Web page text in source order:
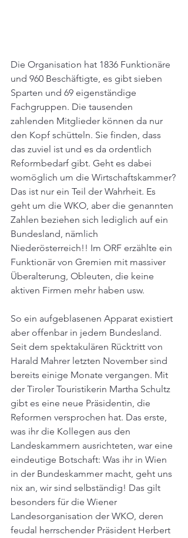
Die Organisation hat 1836 Funktionäre
und 960 Beschäftigte, es gibt sieben
Sparten und 69 eigenständige
Fachgruppen. Die tausenden
zahlenden Mitglieder können da nur
den Kopf schütteln. Sie finden, dass
das zuviel ist und es da ordentlich
Reformbedarf gibt. Geht es dabei
womöglich um die Wirtschaftskammer?
Das ist nur ein Teil der Wahrheit. Es
geht um die WKO, aber die genannten
Zahlen beziehen sich lediglich auf ein
Bundesland, nämlich
Niederösterreich!! Im ORF erzählte ein
Funktionär von Gremien mit massiver
Überalterung, Obleuten, die keine
aktiven Firmen mehr haben usw.
So ein aufgeblasenen Apparat existiert
aber offenbar in jedem Bundesland.
Seit dem spektakulären Rücktritt von
Harald Mahrer letzten November sind
bereits einige Monate vergangen. Mit
der Tiroler Touristikerin Martha Schultz
gibt es eine neue Präsidentin, die
Reformen versprochen hat. Das erste,
was ihr die Kollegen aus den
Landeskammern ausrichteten, war eine
eindeutige Botschaft: Was ihr in Wien
in der Bundeskammer macht, geht uns
nix an, wir sind selbständig! Das gilt
besonders für die Wiener
Landesorganisation der WKO, deren
feudal herrschender Präsident Herbert